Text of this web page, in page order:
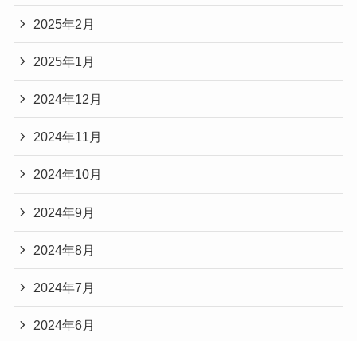
2025年2月
2025年1月
2024年12月
2024年11月
2024年10月
2024年9月
2024年8月
2024年7月
2024年6月